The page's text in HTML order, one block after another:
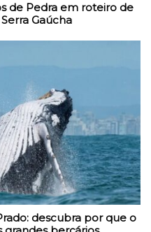
de Pedra em roteiro de
Gaúcha
descubra por que o